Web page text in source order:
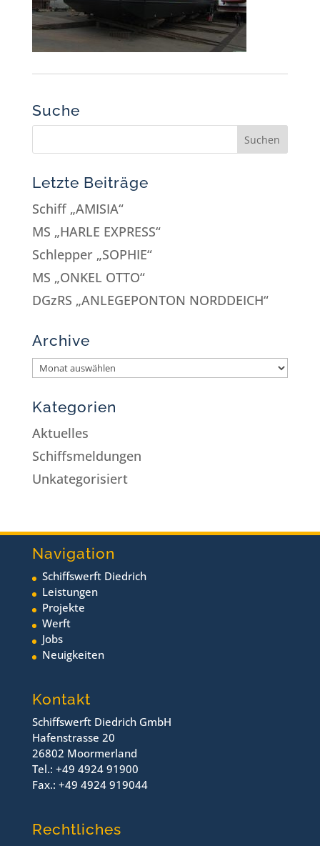
Suche
Letzte Beiträge
Schiff „AMISIA“
MS „HARLE EXPRESS“
Schlepper „SOPHIE“
MS „ONKEL OTTO“
DGzRS „ANLEGEPONTON NORDDEICH“
Archive
Kategorien
Aktuelles
Schiffsmeldungen
Unkategorisiert
Navigation
Schiffswerft Diedrich
Leistungen
Projekte
Werft
Jobs
Neuigkeiten
Kontakt
Schiffswerft Diedrich GmbH
Hafenstrasse 20
26802 Moormerland
Tel.: +49 4924 91900
Fax.: +49 4924 919044
Rechtliches